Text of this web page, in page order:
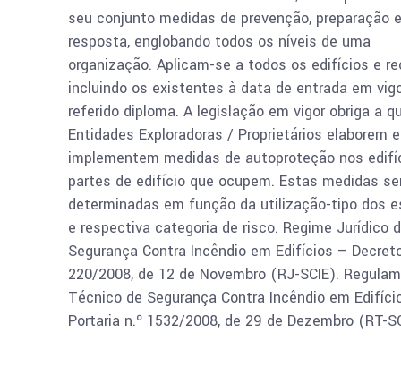
seu conjunto medidas de prevenção, preparação e
resposta, englobando todos os níveis de uma
organização. Aplicam-se a todos os edifícios e
incluindo os existentes à data de entrada em
referido diploma. A legislação em vigor obriga a
Entidades Exploradoras / Proprietários elaborem e
implementem medidas de autoproteção nos
partes de edifício que ocupem. Estas medidas
determinadas em função da utilização-tipo dos
e respectiva categoria de risco. Regime Jurídico
Segurança Contra Incêndio em Edifícios –
220/2008, de 12 de Novembro (RJ-SCIE).
Técnico de Segurança Contra Incêndio em
Portaria n.º 1532/2008, de 29 de Dezembro (RT-